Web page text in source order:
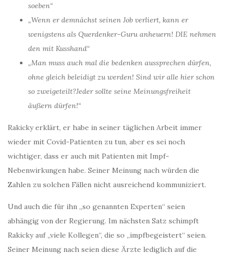
soeben“
„Wenn er demnächst seinen Job verliert, kann er
wenigstens als Querdenker-Guru anheuern! DIE nehmen
den mit Kusshand“
„Man muss auch mal die bedenken aussprechen dürfen,
ohne gleich beleidigt zu werden! Sind wir alle hier schon
so zweigeteilt?Jeder sollte seine Meinungsfreiheit
äußern dürfen!“
Rakicky erklärt, er habe in seiner täglichen Arbeit immer
wieder mit Covid-Patienten zu tun, aber es sei noch
wichtiger, dass er auch mit Patienten mit Impf-
Nebenwirkungen habe. Seiner Meinung nach würden die
Zahlen zu solchen Fällen nicht ausreichend kommuniziert.
Und auch die für ihn „so genannten Experten“ seien
abhängig von der Regierung. Im nächsten Satz schimpft
Rakicky auf „viele Kollegen“, die so „impfbegeistert“ seien.
Seiner Meinung nach seien diese Ärzte lediglich auf die